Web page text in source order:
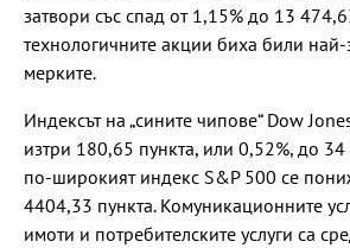
затвори със спад от 1,15% до 13
технологичните акции биха били най-
мерките.
Индексът на „сините чипове“ Dow
изтри 180,65 пункта, или 0,52%, до
по-широкият индекс S&P 500 се
4404,33 пункта. Комуникационните
имоти и потребителските услуги са